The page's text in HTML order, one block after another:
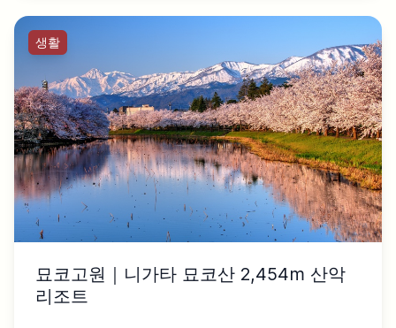
생활
묘코고원｜니가타 묘코산 2,454m 산악
리조트